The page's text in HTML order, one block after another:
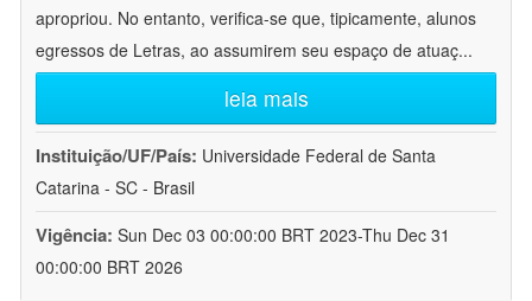
apropriou. No entanto, verifica-se que, tipicamente, alunos
egressos de Letras, ao assumirem seu espaço de atuaç...
leia mais
Instituição/UF/País: Universidade Federal de Santa
Catarina - SC - Brasil
Vigência: Sun Dec 03 00:00:00 BRT 2023-Thu Dec 31
00:00:00 BRT 2026